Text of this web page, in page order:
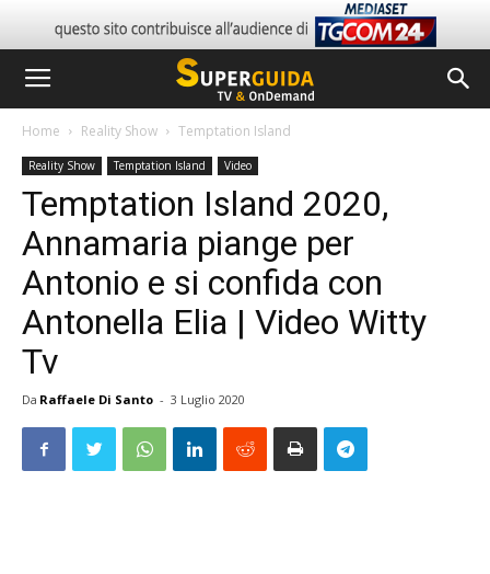
Home Reality Show Temptation Island
Reality Show Temptation Island Video
Temptation Island 2020,
Annamaria piange per
Antonio e si confida con
Antonella Elia | Video Witty
Tv
Da Raffaele Di Santo - 3 Luglio 2020